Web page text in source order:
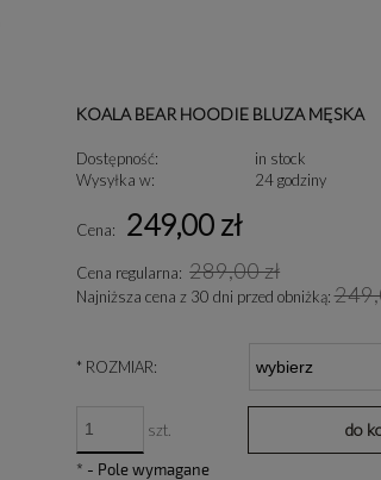
KOALA BEAR HOODIE BLUZA MĘSKA
Dostępność:
in stock
Wysyłka w:
24 godziny
Cena: 249,00 zł
Cena regularna: 289,00 zł
Najniższa cena z 30 dni przed obniżką:
* ROZMIAR:
szt. do
* - Pole wymagane